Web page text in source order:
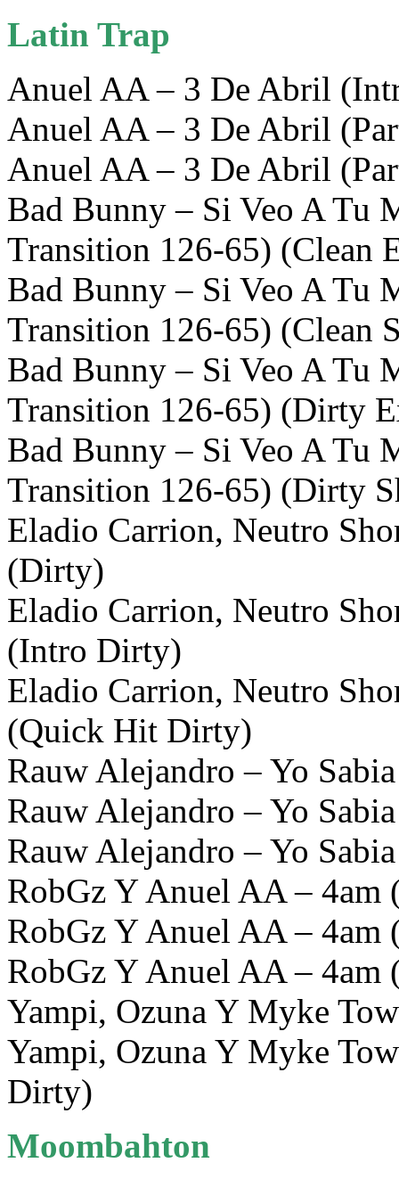
Latin Trap
Anuel AA – 3 De Abril
Anuel AA – 3 De Abril
Anuel AA – 3 De Abril
Bad Bunny – Si Veo A Tu
Transition 126-65) (Clean
Bad Bunny – Si Veo A Tu
Transition 126-65) (Clean
Bad Bunny – Si Veo A Tu
Transition 126-65) (Dirty
Bad Bunny – Si Veo A Tu
Transition 126-65) (Dirty
Eladio Carrion, Neutro
(Dirty)
Eladio Carrion, Neutro
(Intro Dirty)
Eladio Carrion, Neutro
(Quick Hit Dirty)
Rauw Alejandro – Yo
Rauw Alejandro – Yo
Rauw Alejandro – Yo
RobGz Y Anuel AA – 4am
RobGz Y Anuel AA –
RobGz Y Anuel AA –
Yampi, Ozuna Y Myke
Yampi, Ozuna Y Myke
Dirty)
Moombahton